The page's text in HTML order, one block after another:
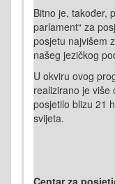
Bitno je, također,
parlament“ za
posjetu najvišem
našeg jezičkog
U okviru ovog
realizirano je više
posjetilo blizu 21
svijeta.